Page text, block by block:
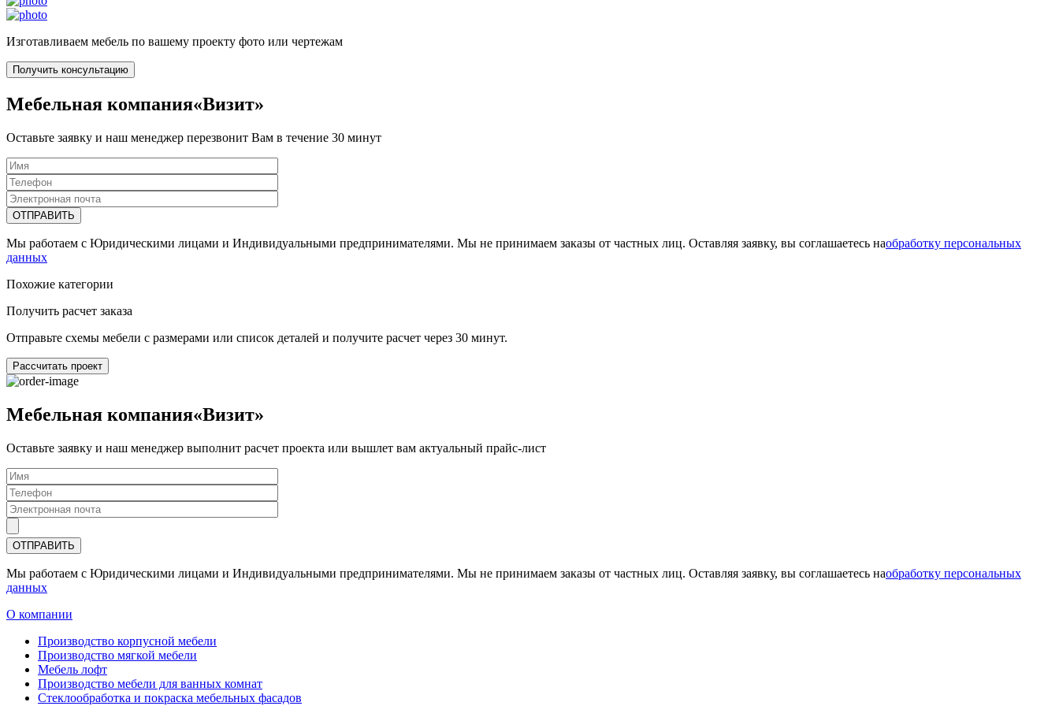
Изготавливаем мебель по вашему проекту фото или чертежам
Получить консультацию
Мебельная компания«Визит»
Оставьте заявку и наш менеджер перезвонит Вам в течение 30 минут
Мы работаем с Юридическими лицами и Индивидуальными предпринимателями. Мы не принимаем заказы от частных лиц. Оставляя заявку, вы соглашаетесь наобработку персональных
данных
Похожие категории
Получить расчет заказа
Отправьте схемы мебели с размерами или список деталей и получите расчет через 30 минут.
Рассчитать проект
Мебельная компания«Визит»
Оставьте заявку и наш менеджер выполнит расчет проекта или вышлет вам актуальный прайс-лист
Мы работаем с Юридическими лицами и Индивидуальными предпринимателями. Мы не принимаем заказы от частных лиц. Оставляя заявку, вы соглашаетесь наобработку персональных
данных
О компании
Производство корпусной мебели
Производство мягкой мебели
Мебель лофт
Производство мебели для ванных комнат
Стеклообработка и покраска мебельных фасадов